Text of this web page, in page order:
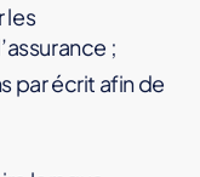
les
;
par écrit afin de